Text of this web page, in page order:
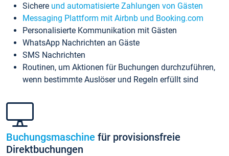
Sichere und automatisierte Zahlungen von Gästen
Messaging Plattform mit Airbnb und Booking.com
Personalisierte Kommunikation mit Gästen
WhatsApp Nachrichten an Gäste
SMS Nachrichten
Routinen, um Aktionen für Buchungen durchzuführen,
wenn bestimmte Auslöser und Regeln erfüllt sind
Buchungsmaschine für provisionsfreie
Direktbuchungen